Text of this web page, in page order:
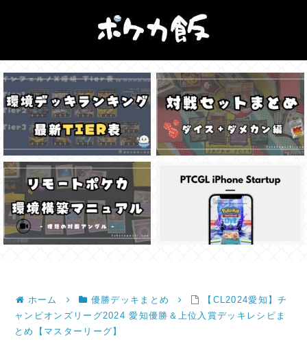
ホーム 優勝デッキまとめ
【CL2024愛知】チ
ャンピオンズリーグ2024 愛知優勝＆上位入賞デッキレシピま
とめ【マスターリーグ】